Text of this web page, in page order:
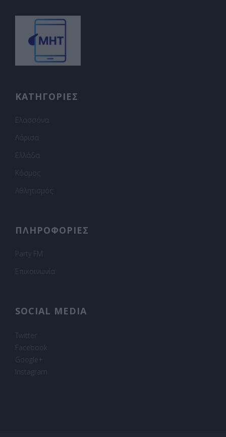
ΚΑΤΗΓΟΡΙΕΣ
Ελασσόνα
Λάρισα
Ελλάδα
Κόσμος
Αθλητισμός
ΠΛΗΡΟΦΟΡΙΕΣ
Party FM
Επικοινωνία
SOCIAL MEDIA
Twitter
Facebook
Google+
Instagram